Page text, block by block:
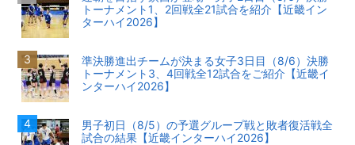
トーナメント1、2回戦全21試合を紹介【近畿イン
ターハイ2026】
準決勝進出チームが決まる女子3日目（8/6）決勝
トーナメント3、4回戦全12試合をご紹介【近畿イ
ンターハイ2026】
男子初日（8/5）の予選グループ戦と敗者復活戦全
試合の結果【近畿インターハイ2026】